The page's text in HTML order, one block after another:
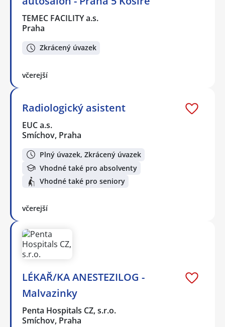
TEMEC FACILITY a.s.
Praha
Zkrácený úvazek
včerejší
Radiologický asistent
EUC a.s.
Smíchov, Praha
Plný úvazek, Zkrácený úvazek
Vhodné také pro absolventy
Vhodné také pro seniory
včerejší
LÉKAŘ/KA ANESTEZILOG -
Malvazinky
Penta Hospitals CZ, s.r.o.
Smíchov, Praha